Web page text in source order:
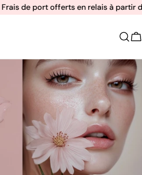
Frais de port offerts en relais à partir